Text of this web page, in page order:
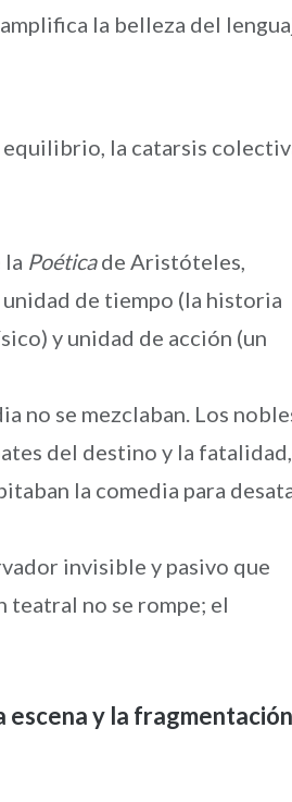
la belleza del
equilibrio, la catarsis
la Poéticade Aristóteles,
de tiempo (la historia
y unidad de acción (un
no se mezclaban. Los
del destino y la fatalidad,
la comedia para
invisible y pasivo que
teatral no se rompe; el
escena y la fragmentación